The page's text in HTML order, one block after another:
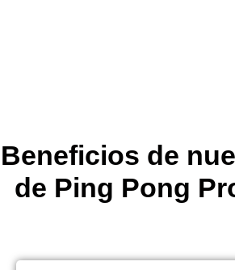
Beneficios de
de Ping Pong